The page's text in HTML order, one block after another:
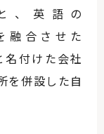
、英語の
融合させた
付けた会社
を併設した自